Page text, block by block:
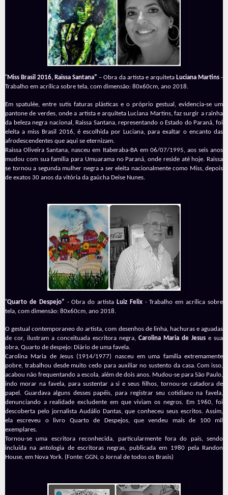
“Miss Brasil 2016, Raissa Santana” – Obra da artista e arquiteta Luciana Martins-
Trabalho em acrílica sobre tela, com dimensão: 80x60cm, ano 2018.
Em spatulée, entre sutis faturas plásticas e o próprio gestual, evidencia-se um
pantone de verdes, onde a artista e arquiteta Luciana Martins, faz surgir a rainha
da beleza negra nacional, Raissa Santana, representando o Estado do Paraná, foi
eleita a miss Brasil 2016, é escolhida por Luciana, para exaltar o encanto das
afrodescendentes que aqui se eternizam.
Raissa Oliveira Santana, nasceu em Itaberaba-BA em 06/07/1995, aos seis anos
mudou com sua família para Umuarama no Paraná, onde reside até hoje. Raissa
se tornou a segunda mulher negra a ser eleita nacionalmente como Miss, depois
de exatos 30 anos da vitória da gaúcha Deise Nunes.
“Quarto de Despejo” - Obra do artista Luiz Felix- Trabalho em acrílica sobre
tela, com dimensão: 80x60cm, ano 2018.
O gestual contemporaneo do artista, com desenhos de linha, hachuras e aguadas
de cor, ilustram a conceituada escritora negra, Carolina Maria de Jesus e sua
obra, Quarto de despejo: Diário de uma favela.
Carolina Maria de Jesus (1914/1977) nasceu em uma família extremamente
pobre, trabalhou desde muito cedo para auxiliar no sustento da casa. Com isso,
acabou não frequentando a escola, além de dois anos. Mudou-se para São Paulo,
indo morar na favela, para sustentar a si e seus filhos, tornou-se catadora de
papel. Guardava alguns desses papéis, para registrar seu cotidiano na favela,
denunciando a realidade excludente em que viviam os negros. Em 1960, foi
descoberta pelo jornalista Audálio Dantas, que conheceu seus escritos. Assim,
ela escreveu o livro Quarto de Despejos, que vendeu mais de 100 mil
exemplares.
Tornou-se uma escritora reconhecida, particularmente fora do país, sendo
incluída na antologia de escritoras negras, publicada em 1980 pela Randon
House, em Nova York. (Fonte: GGN, o Jornal de todos os Brasis)